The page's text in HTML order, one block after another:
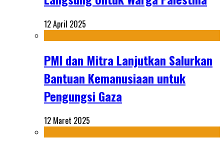
12 April 2025
PMI dan Mitra Lanjutkan Salurkan
Bantuan Kemanusiaan untuk
Pengungsi Gaza
12 Maret 2025